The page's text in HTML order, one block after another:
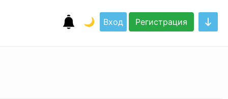
🌙 Вход Регистрация